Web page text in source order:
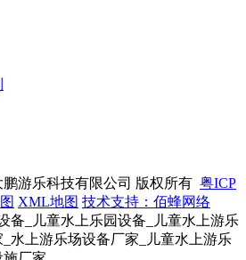
鹏游乐科技有限公司 版权所有 粤ICP
XML地图 技术支持：佰蜂网络
备_儿童水上乐园设备_儿童水上游乐
水上游乐场设备厂家_儿童水上游乐